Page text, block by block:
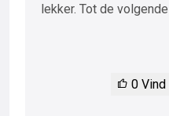
lekker. Tot de volgende
0 Vind